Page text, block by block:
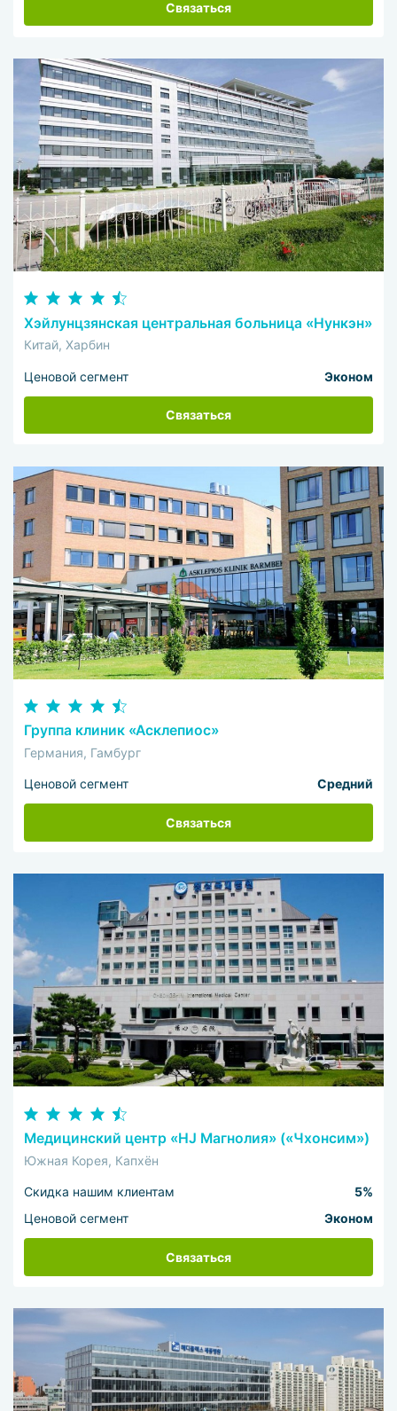
Связаться
Хэйлунцзянская центральная больница «Нункэн»
Китай, Харбин
Ценовой сегмент Эконом
Связаться
Группа клиник «Асклепиос»
Германия, Гамбург
Ценовой сегмент Средний
Связаться
Медицинский центр «HJ Магнолия» («Чхонсим»)
Южная Корея, Капхён
Скидка нашим клиентам
5%
Ценовой сегмент
Эконом
Связаться